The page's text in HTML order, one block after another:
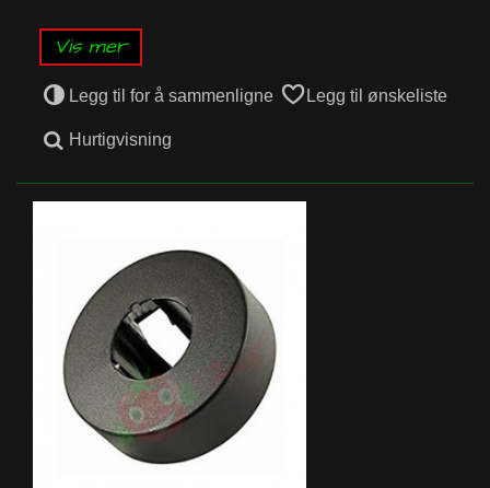
Vis mer
Legg til for å sammenligne Legg til ønskeliste
Hurtigvisning